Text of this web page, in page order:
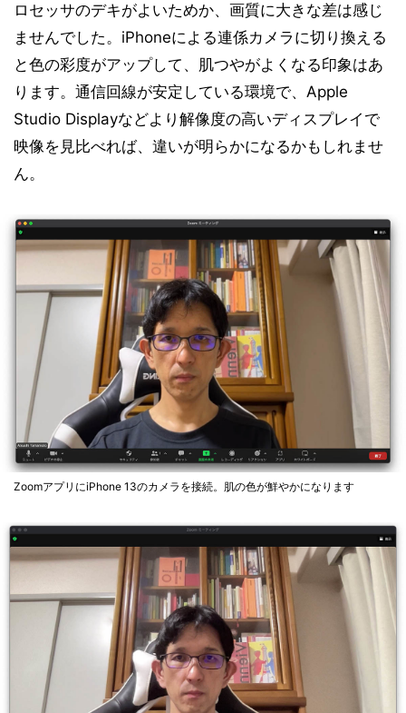
ロセッサのデキがよいためか、画質に大きな差は感じ
ませんでした。iPhoneによる連係カメラに切り換える
と色の彩度がアップして、肌つやがよくなる印象はあ
ります。通信回線が安定している環境で、Apple
Studio Displayなどより解像度の高いディスプレイで
映像を見比べれば、違いが明らかになるかもしれませ
ん。
ZoomアプリにiPhone 13のカメラを接続。肌の色が鮮やかになります